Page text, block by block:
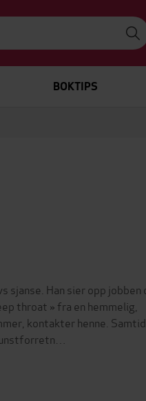
BOKTIPS
sjanse. Han sier opp
throat » fra en hemmelig,
kontakter henne.